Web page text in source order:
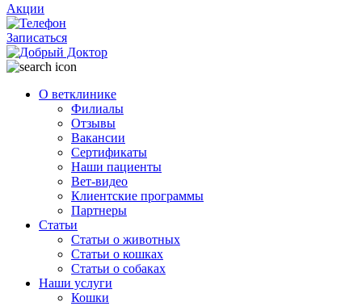
Акции
Записаться
О ветклинике
Филиалы
Отзывы
Вакансии
Сертификаты
Наши пациенты
Вет-видео
Клиентские программы
Партнеры
Статьи
Статьи о животных
Статьи о кошках
Статьи о собаках
Наши услуги
Кошки